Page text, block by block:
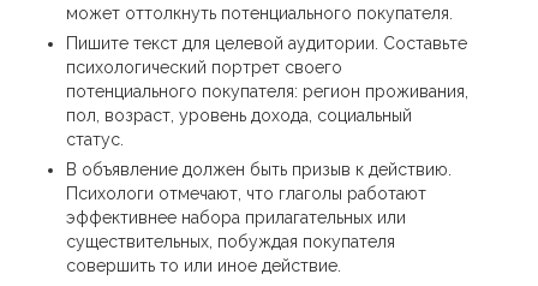
может оттолкнуть потенциального покупателя.
Пишите текст для целевой аудитории. Составьте
психологический портрет своего
потенциального покупателя: регион проживания,
пол, возраст, уровень дохода, социальный
статус.
В объявление должен быть призыв к действию.
Психологи отмечают, что глаголы работают
эффективнее набора прилагательных или
существительных, побуждая покупателя
совершить то или иное действие.